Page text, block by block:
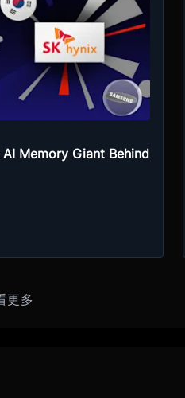
Memory Giant Behind
更多